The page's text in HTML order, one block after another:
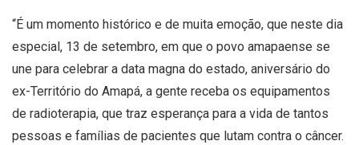
“É um momento histórico e de muita emoção, que neste dia
especial, 13 de setembro, em que o povo amapaense se
une para celebrar a data magna do estado, aniversário do
ex-Território do Amapá, a gente receba os equipamentos
de radioterapia, que traz esperança para a vida de tantos
pessoas e famílias de pacientes que lutam contra o câncer.